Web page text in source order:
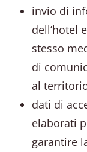
invio di
dell’hotel
stesso
di
al
dati di
elaborati
garantire